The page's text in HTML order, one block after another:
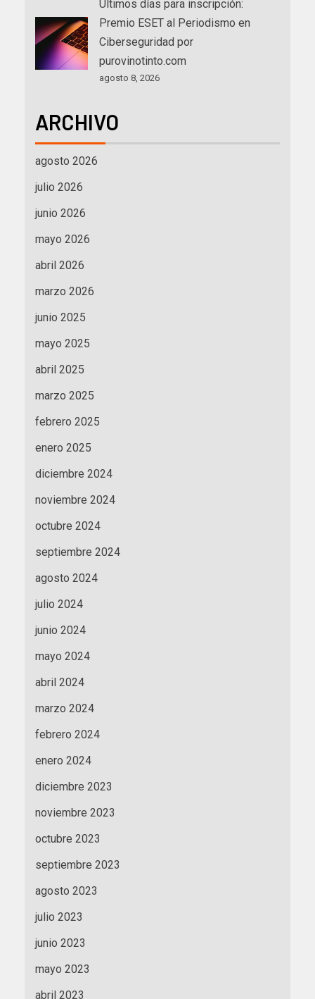
Últimos días para inscripción:
Premio ESET al Periodismo en
Ciberseguridad por
purovinotinto.com
agosto 8, 2026
ARCHIVO
agosto 2026
julio 2026
junio 2026
mayo 2026
abril 2026
marzo 2026
junio 2025
mayo 2025
abril 2025
marzo 2025
febrero 2025
enero 2025
diciembre 2024
noviembre 2024
octubre 2024
septiembre 2024
agosto 2024
julio 2024
junio 2024
mayo 2024
abril 2024
marzo 2024
febrero 2024
enero 2024
diciembre 2023
noviembre 2023
octubre 2023
septiembre 2023
agosto 2023
julio 2023
junio 2023
mayo 2023
abril 2023